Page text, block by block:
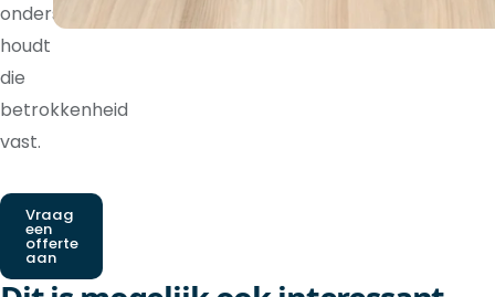
ondersteuning
houdt
die
betrokkenheid
vast.
Vraag
een
offerte
aan